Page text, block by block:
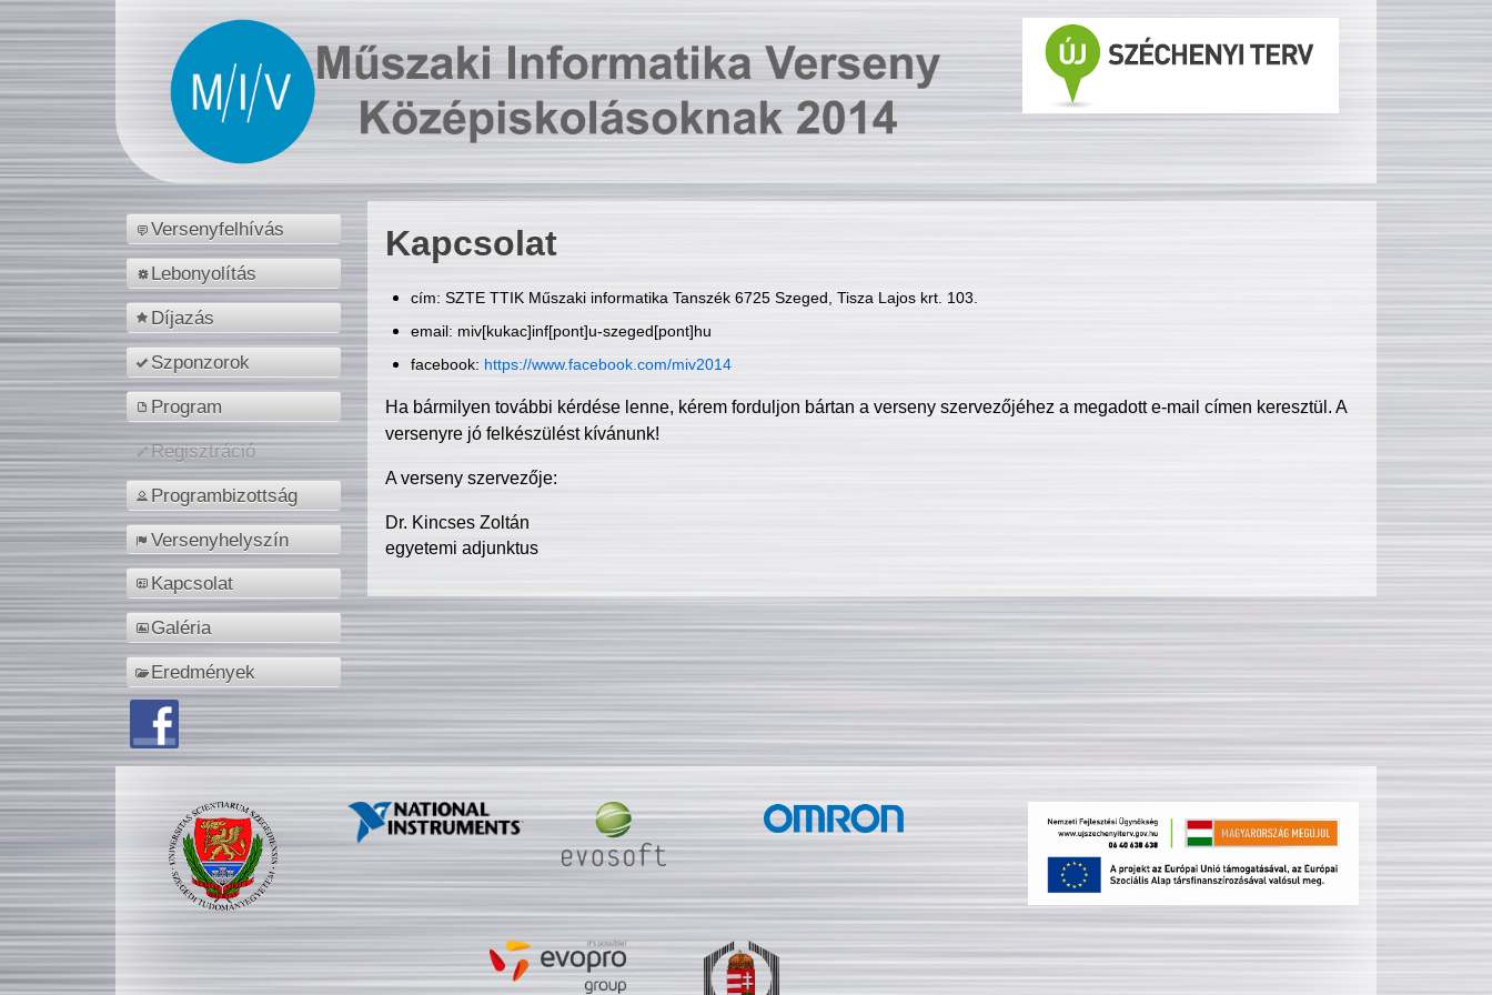
Versenyfelhívás
Lebonyolítás
Díjazás
Szponzorok
Program
Regisztráció
Programbizottság
Versenyhelyszín
Kapcsolat
Galéria
Eredmények
Kapcsolat
cím: SZTE TTIK Műszaki informatika Tanszék 6725 Szeged, Tisza Lajos krt. 103.
email: miv[kukac]inf[pont]u-szeged[pont]hu
facebook: https://www.facebook.com/miv2014
Ha bármilyen további kérdése lenne, kérem forduljon bártan a verseny szervezőjéhez a megadott e-mail címen keresztül. A
versenyre jó felkészülést kívánunk!
A verseny szervezője:
Dr. Kincses Zoltán
egyetemi adjunktus